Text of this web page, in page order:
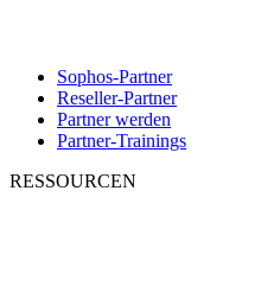
Sophos-Partner
Reseller-Partner
Partner werden
Partner-Trainings
RESSOURCEN